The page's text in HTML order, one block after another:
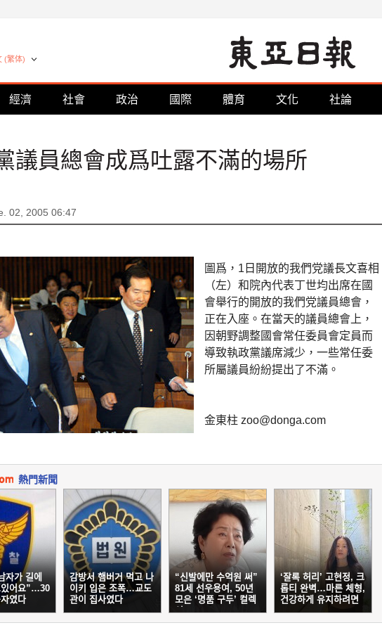
(繁体)
經濟 社會 政治 國際 體育 文化 社論
議員總會成爲吐露不滿的場所
02, 2005 06:47
圖爲，1日開放的我們党議長文喜相
（左）和院內代表丁世均出席在國
會舉行的開放的我們党議員總會，
正在入座。在當天的議員總會上，
因朝野調整國會常任委員會定員而
導致執政黨議席減少，一些常任委
所屬議員紛紛提出了不滿。
金東柱 zoo@donga.com
熱門新聞
자가 길에
있어요”…30
였다
감방서 햄버거 먹고 나
이키 입은 조폭…교도
관이 집사였다
“신발에만 수억원 써”
81세 선우용여, 50년
모은 ‘명품 구두’ 컬렉
션
‘잘록 허리’ 고현정, 크
롭티 완벽…마른 체형,
건강하게 유지하려면